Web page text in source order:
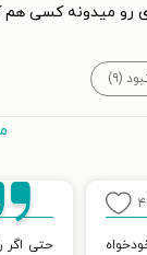
رو میدونه کسی هم
(۹)
حتی اگر